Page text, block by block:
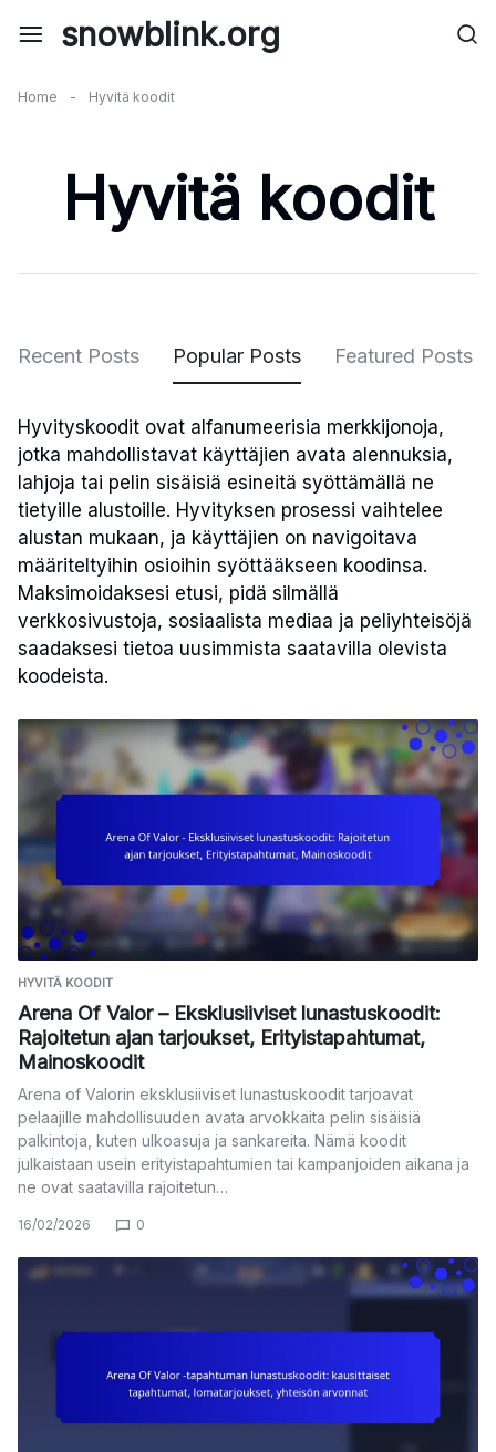
snowblink.org
Home - Hyvitä koodit
Hyvitä koodit
Recent Posts Popular Posts Featured Posts
Hyvityskoodit ovat alfanumeerisia merkkijonoja,
jotka mahdollistavat käyttäjien avata alennuksia,
lahjoja tai pelin sisäisiä esineitä syöttämällä ne
tietyille alustoille. Hyvityksen prosessi vaihtelee
alustan mukaan, ja käyttäjien on navigoitava
määriteltyihin osioihin syöttääkseen koodinsa.
Maksimoidaksesi etusi, pidä silmällä
verkkosivustoja, sosiaalista mediaa ja peliyhteisöjä
saadaksesi tietoa uusimmista saatavilla olevista
koodeista.
HYVITÄ KOODIT
Arena Of Valor – Eksklusiiviset lunastuskoodit:
Rajoitetun ajan tarjoukset, Erityistapahtumat,
Mainoskoodit
Arena of Valorin eksklusiiviset lunastuskoodit tarjoavat
pelaajille mahdollisuuden avata arvokkaita pelin sisäisiä
palkintoja, kuten ulkoasuja ja sankareita. Nämä koodit
julkaistaan usein erityistapahtumien tai kampanjoiden aikana ja
ne ovat saatavilla rajoitetun…
16/02/2026 0